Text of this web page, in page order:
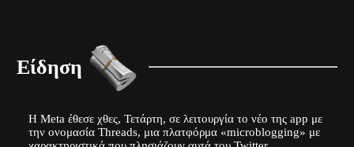
Είδηση
Η Meta έθεσε χθες, Τετάρτη, σε λειτουργία το νέο της app με
την ονομασία Threads, μια πλατφόρμα «microblogging» με